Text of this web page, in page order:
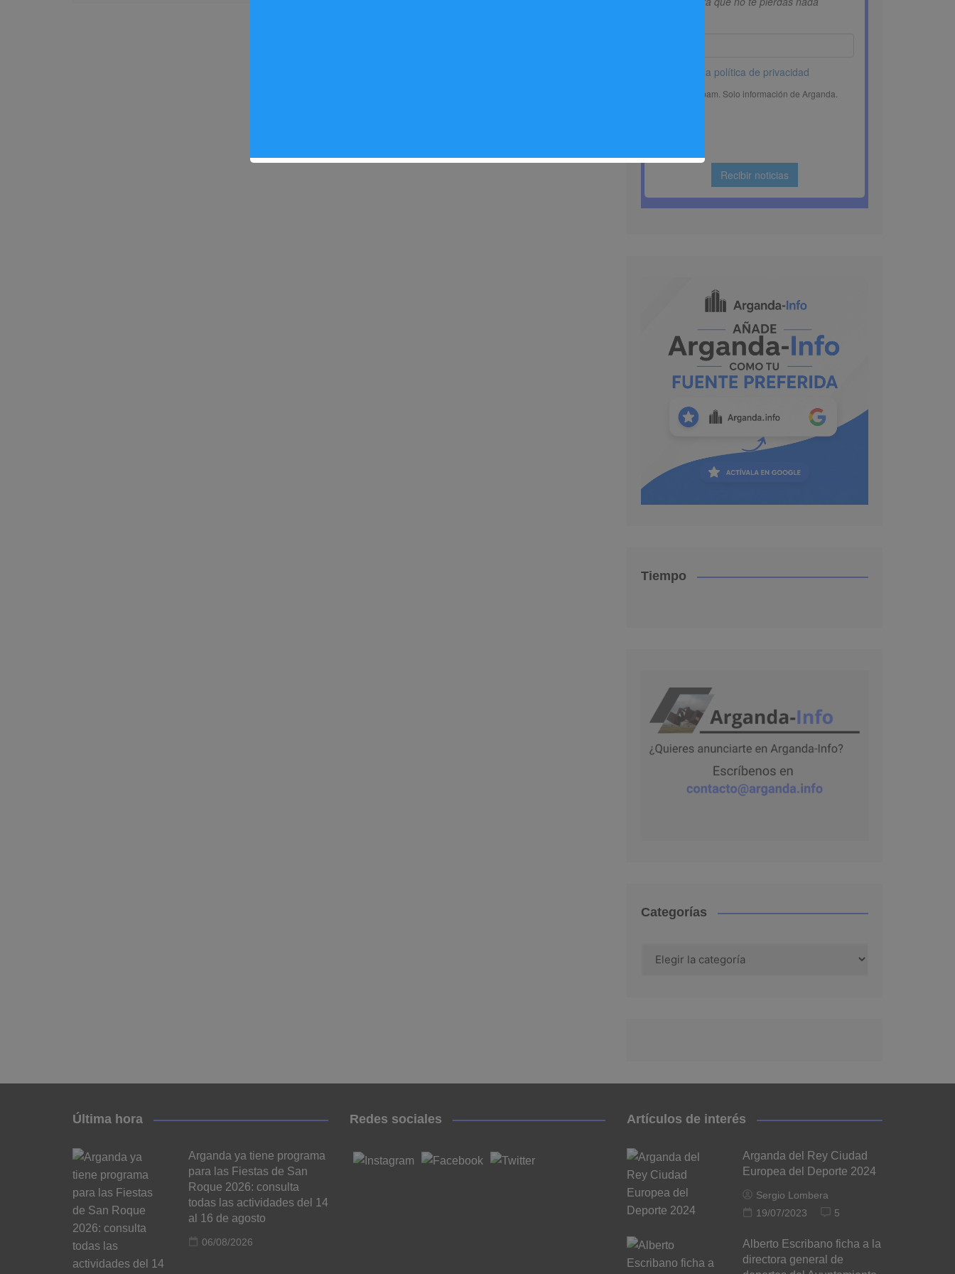
Tiempo
Categorías
Última hora
Arganda ya tiene programa
para las Fiestas de San
Roque 2026: consulta
todas las actividades del 14
al 16 de agosto
06/08/2026
Redes sociales Artículos de interés
Arganda del Rey Ciudad
Europea del Deporte 2024
Sergio Lombera
19/07/2023
5
Alberto Escribano ficha a la
directora general de